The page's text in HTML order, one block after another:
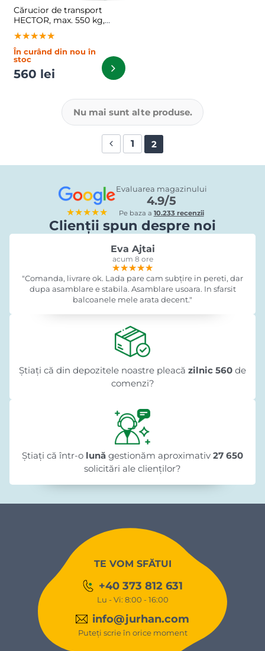
Cărucior de transport
HECTOR, max. 550 kg,
110x75x52 cm, verde
★★★★★
★★★★★
★★★★★
În curând din nou în
stoc
560 lei
Nu mai sunt alte produse.
1 2
★★★★★
Evaluarea magazinului
4.9/5
Pe baza a 10.233 recenzii
Clienții spun despre noi
Eva Ajtai
acum 8 ore
★★★★★
★★★★★
★★★★★
"Comanda, livrare ok. Lada pare cam subțire in pereti, dar
dupa asamblare e stabila. Asamblare usoara. In sfarsit
balcoanele mele arata decent."
Știați că din depozitele noastre pleacă zilnic 560 de
comenzi?
Știați că într-o lună gestionăm aproximativ 27 650
solicitări ale clienților?
TE VOM SFĂTUI
+40 373 812 631
Lu - Vi: 8:00 - 16:00
info@jurhan.com
Puteți scrie în orice moment